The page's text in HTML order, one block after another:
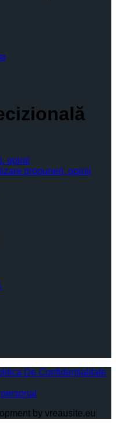
opinii
propuneri, opinii
De Confidențialitate
by vreausite.eu